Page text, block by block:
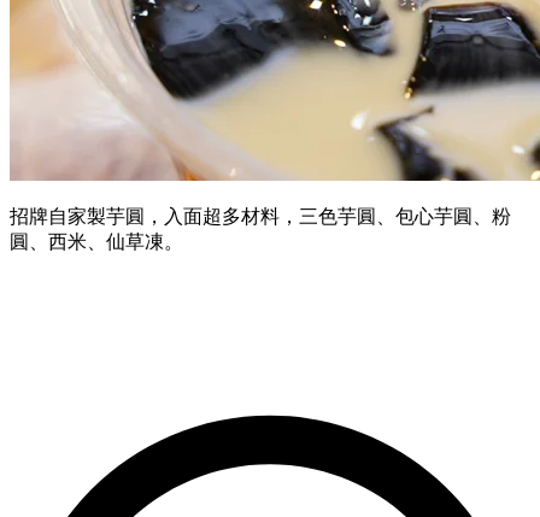
招牌自家製芋圓，入面超多材料，三色芋圓、包心芋圓、粉
圓、西米、仙草凍。